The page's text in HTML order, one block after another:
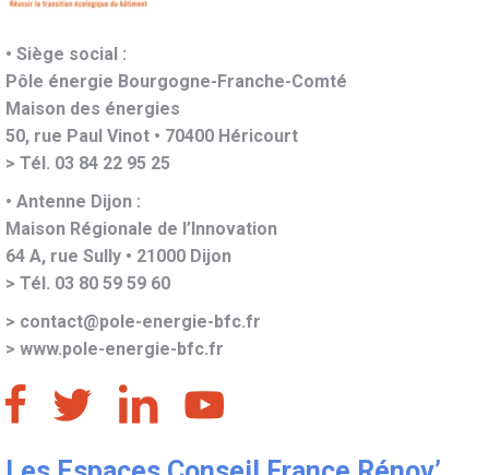
• Siège social :
Pôle énergie Bourgogne-Franche-Comté
Maison des énergies
50, rue Paul Vinot • 70400 Héricourt
> Tél. 03 84 22 95 25
• Antenne Dijon :
Maison Régionale de l’Innovation
64 A, rue Sully • 21000 Dijon
> Tél. 03 80 59 59 60
> contact@pole-energie-bfc.fr
> www.pole-energie-bfc.fr